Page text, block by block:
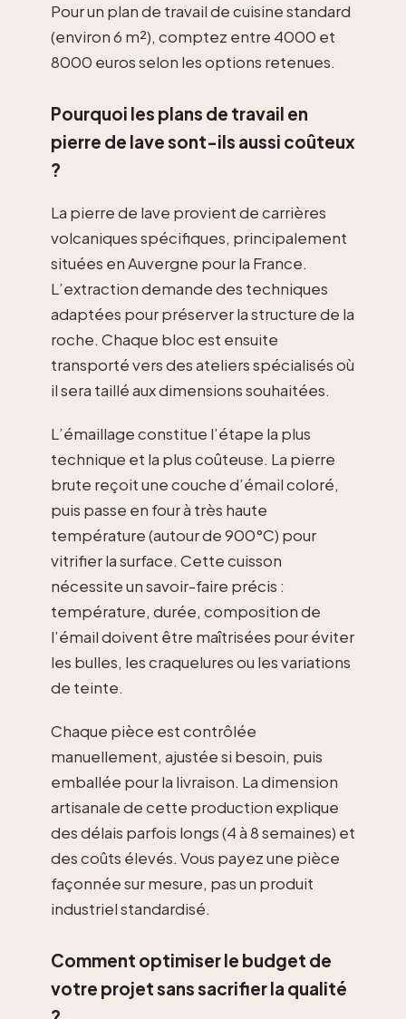
Pour un plan de travail de cuisine standard
(environ 6 m²), comptez entre 4000 et
8000 euros selon les options retenues.
Pourquoi les plans de travail en
pierre de lave sont-ils aussi coûteux
?
La pierre de lave provient de carrières
volcaniques spécifiques, principalement
situées en Auvergne pour la France.
L’extraction demande des techniques
adaptées pour préserver la structure de la
roche. Chaque bloc est ensuite
transporté vers des ateliers spécialisés où
il sera taillé aux dimensions souhaitées.
L’émaillage constitue l’étape la plus
technique et la plus coûteuse. La pierre
brute reçoit une couche d’émail coloré,
puis passe en four à très haute
température (autour de 900°C) pour
vitrifier la surface. Cette cuisson
nécessite un savoir-faire précis :
température, durée, composition de
l’émail doivent être maîtrisées pour éviter
les bulles, les craquelures ou les variations
de teinte.
Chaque pièce est contrôlée
manuellement, ajustée si besoin, puis
emballée pour la livraison. La dimension
artisanale de cette production explique
des délais parfois longs (4 à 8 semaines) et
des coûts élevés. Vous payez une pièce
façonnée sur mesure, pas un produit
industriel standardisé.
Comment optimiser le budget de
votre projet sans sacrifier la qualité